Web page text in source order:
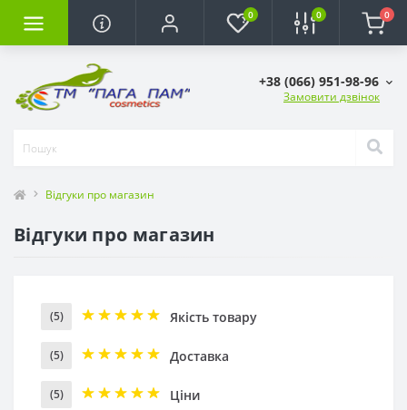
0 0 0
+38 (066) 951-98-96
Замовити дзвінок
Відгуки про магазин
Відгуки про магазин
Якість товару
(5)
Доставка
(5)
Ціни
(5)